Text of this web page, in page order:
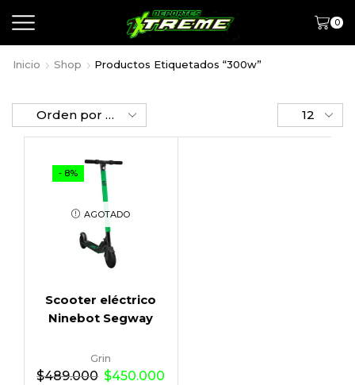
0
Inicio Shop Productos Etiquetados “300w”
- 8%
AGOTADO
Scooter eléctrico
Ninebot Segway
Grin
$489.000 $450.000